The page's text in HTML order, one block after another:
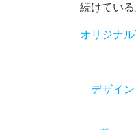
続けている
オリジナ
デザイン